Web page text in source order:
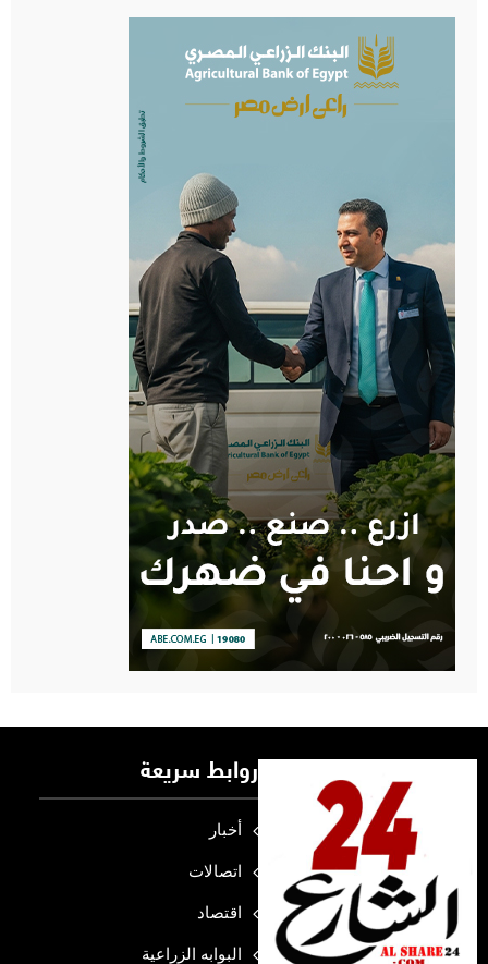
روابط سريعة
أخبار
اتصالات
اقتصاد
البوابه الزراعية